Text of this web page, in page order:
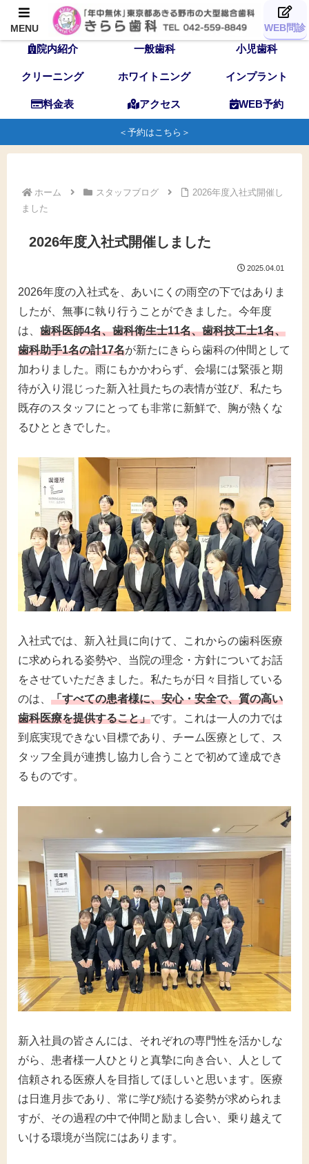
TOP 歯科医師 スタッフ
院内紹介 一般歯科 小児歯科
クリーニング ホワイトニング インプラント
料金表 アクセス WEB予約
＜予約はこちら＞
ホーム スタッフブログ
2026年度入社式開催し
ました
2026年度入社式開催しました
2025.04.01
2026年度の入社式を、あいにくの雨空の下ではありま
したが、無事に執り行うことができました。今年度
は、 歯科医師4名、歯科衛生士11名、歯科技工士1名、
歯科助手1名の計17名が新たにきらら歯科の仲間として
加わりました。雨にもかかわらず、会場には緊張と期
待が入り混じった新入社員たちの表情が並び、私たち
既存のスタッフにとっても非常に新鮮で、胸が熱くな
るひとときでした。
入社式では、新入社員に向けて、これからの歯科医療
に求められる姿勢や、当院の理念・方針についてお話
をさせていただきました。私たちが日々目指している
のは、 「すべての患者様に、安心・安全で、質の高い
歯科医療を提供すること」です。これは一人の力では
到底実現できない目標であり、チーム医療として、ス
タッフ全員が連携し協力し合うことで初めて達成でき
るものです。
新入社員の皆さんには、それぞれの専門性を活かしな
がら、患者様一人ひとりと真摯に向き合い、人として
信頼される医療人を目指してほしいと思います。医療
は日進月歩であり、常に学び続ける姿勢が求められま
すが、その過程の中で仲間と励まし合い、乗り越えて
いける環境が当院にはあります。
MENU WEB問診